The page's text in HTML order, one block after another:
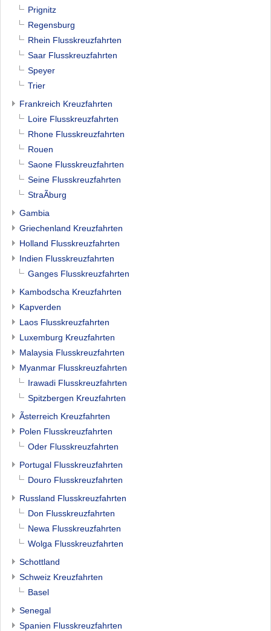
Prignitz
Regensburg
Rhein Flusskreuzfahrten
Saar Flusskreuzfahrten
Speyer
Trier
Frankreich Kreuzfahrten
Loire Flusskreuzfahrten
Rhone Flusskreuzfahrten
Rouen
Saone Flusskreuzfahrten
Seine Flusskreuzfahrten
StraÃburg
Gambia
Griechenland Kreuzfahrten
Holland Flusskreuzfahrten
Indien Flusskreuzfahrten
Ganges Flusskreuzfahrten
Kambodscha Kreuzfahrten
Kapverden
Laos Flusskreuzfahrten
Luxemburg Kreuzfahrten
Malaysia Flusskreuzfahrten
Myanmar Flusskreuzfahrten
Irawadi Flusskreuzfahrten
Spitzbergen Kreuzfahrten
Ãsterreich Kreuzfahrten
Polen Flusskreuzfahrten
Oder Flusskreuzfahrten
Portugal Flusskreuzfahrten
Douro Flusskreuzfahrten
Russland Flusskreuzfahrten
Don Flusskreuzfahrten
Newa Flusskreuzfahrten
Wolga Flusskreuzfahrten
Schottland
Schweiz Kreuzfahrten
Basel
Senegal
Spanien Flusskreuzfahrten